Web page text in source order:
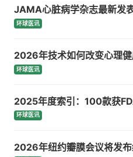
JAMA心脏病学杂志最新发
环球医讯
2026年技术如何改变心理
环球医讯
2025年度索引：100款获
环球医讯
2026年纽约瓣膜会议将发